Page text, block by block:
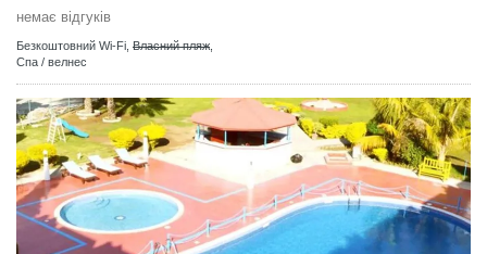
немає відгуків
Безкоштовний Wi-Fi, Власний пляж
Спа / велнес